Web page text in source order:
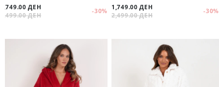
1,749.00 ДЕН
2,499.00 ДЕН
-30% 1,749.00 ДЕН
2,499.00 ДЕН
-30%